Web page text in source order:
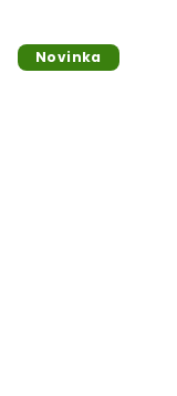
Novinka